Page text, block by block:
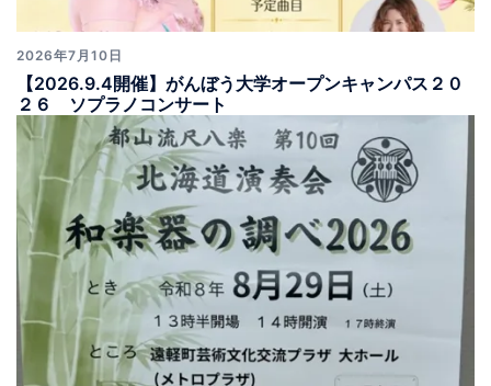
2026年7月10日
【2026.9.4開催】がんぼう大学オープンキャンパス２０
２６ ソプラノコンサート